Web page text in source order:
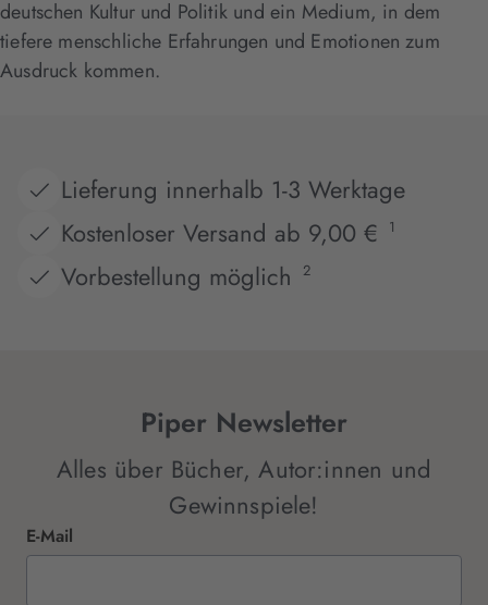
deutschen Kultur und Politik und ein Medium, in dem
tiefere menschliche Erfahrungen und Emotionen zum
Ausdruck kommen.
Lieferung innerhalb 1-3 Werktage
Kostenloser Versand ab 9,00 €
1
Vorbestellung möglich 2
Piper Newsletter
Alles über Bücher, Autor:innen und
Gewinnspiele!
E-Mail